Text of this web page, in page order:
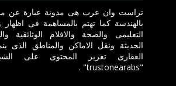
تراست وان عرب هى مدونة عبارة عن
بالهندسة كما تهتم بالمساهمة فى اظهار
التعليمى والصحة والافلام الوثائقية
الحديثة ونقل الاماكن والمناطق الذى
العقارى تعزيز المحتوى على
"trustonearabs" .